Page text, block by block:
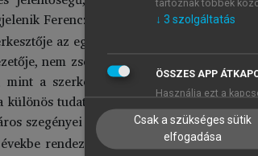
Ferenczi összes műve.
az egész vállalkozás szellemi
nem zsengéket mutat be. A pesti
a szerkesztő szakavatott bevezetője
különös tudatállapotok, az álom, a
szegényei és elesettjei iránt.
rendezve jelenik meg a kötetben,
tartoznak többek
↓ 3 szolgáltatás
ÖSSZES APP
Használja ezt a
Csak a szükséges sütik
elfogadása